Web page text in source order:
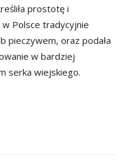
prostotę i
Polsce tradycyjnie
pieczywem, oraz podała
w bardziej
serka wiejskiego.